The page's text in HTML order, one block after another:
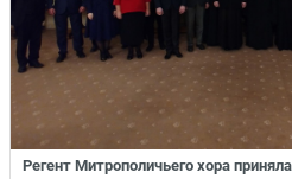
Регент Митрополичьего хора